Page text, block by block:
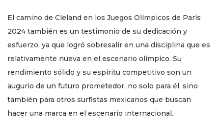
El camino de Cleland en los Juegos Olímpicos de París
2024 también es un testimonio de su dedicación y
esfuerzo, ya que logró sobresalir en una disciplina que es
relativamente nueva en el escenario olímpico. Su
rendimiento sólido y su espíritu competitivo son un
augurio de un futuro prometedor, no solo para él, sino
también para otros surfistas mexicanos que buscan
hacer una marca en el escenario internacional.